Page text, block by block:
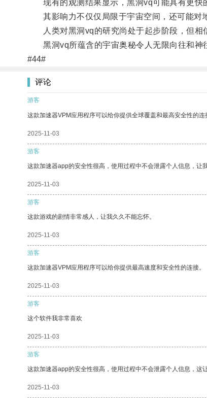
现有的观测结果显示，黑洞vq可能具有更快
其影响力不仅仅局限于宇宙空间，还可能对
人类对黑洞vq的研究尚处于起步阶段，但相
黑洞vq所蕴含的宇宙奥秘令人无限向往和神
#44#
评论
游客
这款加速器VPM应用程序可以给你提供全球覆盖和最高安全性的连
2025-11-03
游客
这款加速器app的安全性很高，使用过程中不会泄露个人信息，让
2025-11-03
游客
这款游戏的剧情非常感人，让我久久不能忘怀。
2025-11-03
游客
这款加速器VPM应用程序可以给你提供最高速度和安全性的连接。
2025-11-03
游客
这个软件我非常喜欢
2025-11-03
游客
这款加速器app的安全性很高，使用过程中不会泄露个人信息，这
2025-11-03